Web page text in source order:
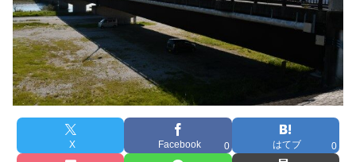
X Facebook 0 はてブ 0